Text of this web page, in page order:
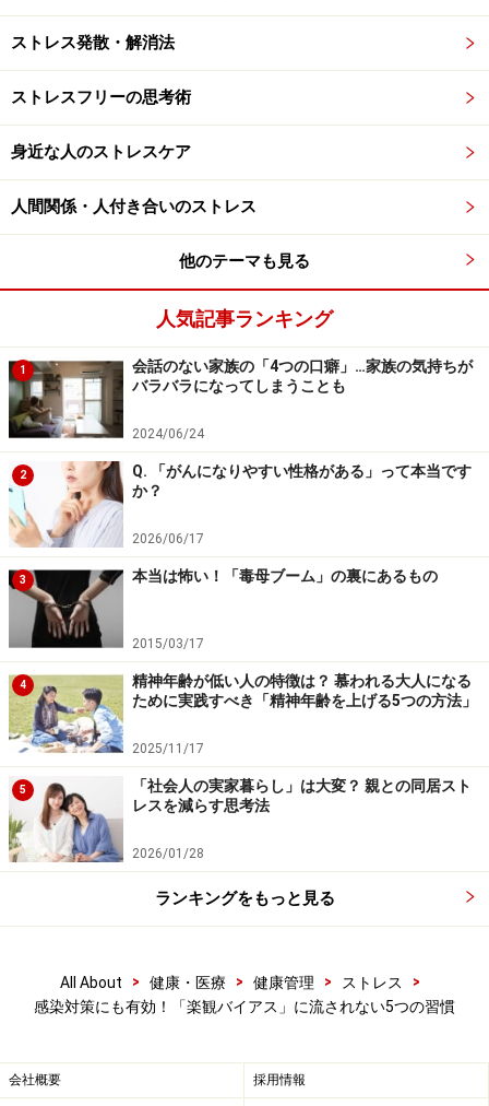
では、日々過大なストレスにさらされている私たちが、
「楽観バイアス」に流されないためにはどうすればよい
のでしょう。私は、基本的な感染対策である、マスク着
用、3密回避、不要不急の外出自粛、手洗いうがいなど
考えています。
「自分一人くらい大丈夫」という甘い考えが、簡単に社
会を変えてしまいます。「一人の意識」は、それほど強
大な力を持っているのです。逆に、いくら甘い考えが蔓
延していても、自分は信念を貫く。そうした人が一人い
るだけで、社会全体を変えることができます。
2. 一つの考え方にとらわれない。「複眼」で自問する
ノリや雰囲気で物事を進めるときには、たいてい単一の
考え方にとらわれています。楽観バイアスもその一つ。
「自分は大丈夫だろう」と軽く考え始めたら、「本当に
そうだろうか」「他の見方はないだろうか」と「複眼」
（複数の目）で捉えなおす癖をつけましょう。
3. 複数人に意見を聞く。電話やオンライン会議システム
を活用する
2の「複眼」を養うには、色々な人の意見を聞いて「考
え方の幅」を広げることが必要です。人によって多様な
ものの見方、考え方があります。電話やWeb会議システ
ムを活用し、さまざまな人の生の声を聞きながら考える
と、多様な情報をヒントに新しいアイディアが湧きやす
4. 「メタ認知」で心身の4領域をモニタリングする
楽観バイアスなどの極端な思考を暴走させないために
ストレス発散・解消法
ストレスフリーの思考術
身近な人のストレスケア
人間関係・人付き合いのストレス
他のテーマも見る
人気記事ランキング
1
会話のない家族の「4つの口癖」…家族の気持ちが
バラバラになってしまうことも
2024/06/24
2
Q. 「がんになりやすい性格がある」って本当です
か？
2026/06/17
3 本当は怖い！「毒母ブーム」の裏にあるもの
2015/03/17
4
精神年齢が低い人の特徴は？ 慕われる大人になる
ために実践すべき「精神年齢を上げる5つの方法」
2025/11/17
5
「社会人の実家暮らし」は大変？ 親との同居スト
レスを減らす思考法
2026/01/28
ランキングをもっと見る
All About > 健康・医療 > 健康管理 > ストレス
>
感染対策にも有効！「楽観バイアス」に流されない5つの習慣
会社概要 採用情報